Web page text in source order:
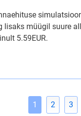
lisaks müügil suure
5.59EUR.
1 2 3